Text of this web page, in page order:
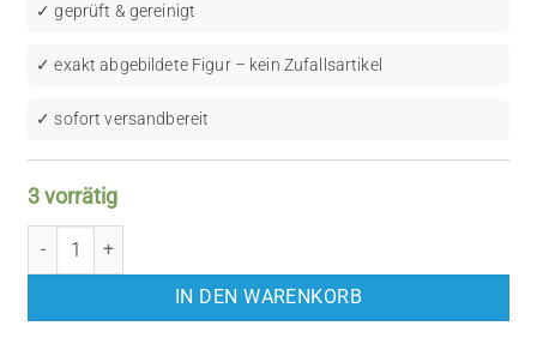
✓ geprüft & gereinigt
✓ exakt abgebildete Figur – kein Zufallsartikel
✓ sofort versandbereit
3 vorrätig
LEGO Town: Necklace (NCKLC003) Menge
IN DEN WARENKORB